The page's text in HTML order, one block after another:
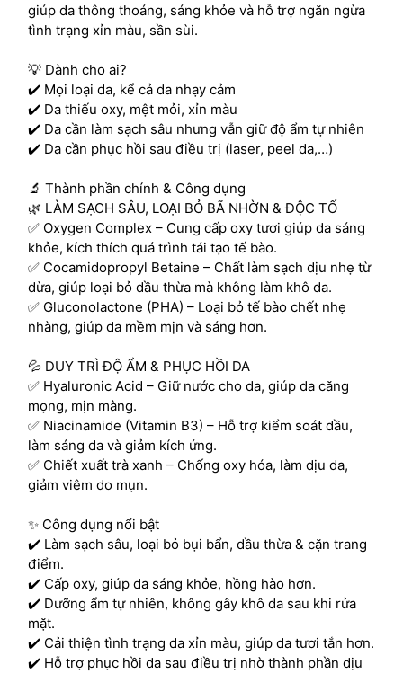
giúp da thông thoáng, sáng khỏe và hỗ trợ ngăn ngừa
tình trạng xỉn màu, sần sùi.
💡 Dành cho ai?
✔️ Mọi loại da, kể cả da nhạy cảm
✔️ Da thiếu oxy, mệt mỏi, xỉn màu
✔️ Da cần làm sạch sâu nhưng vẫn giữ độ ẩm tự nhiên
✔️ Da cần phục hồi sau điều trị (laser, peel da,…)
🔬 Thành phần chính & Công dụng
🌿 LÀM SẠCH SÂU, LOẠI BỎ BÃ NHỜN & ĐỘC TỐ
✅ Oxygen Complex – Cung cấp oxy tươi giúp da sáng
khỏe, kích thích quá trình tái tạo tế bào.
✅ Cocamidopropyl Betaine – Chất làm sạch dịu nhẹ từ
dừa, giúp loại bỏ dầu thừa mà không làm khô da.
✅ Gluconolactone (PHA) – Loại bỏ tế bào chết nhẹ
nhàng, giúp da mềm mịn và sáng hơn.
💦 DUY TRÌ ĐỘ ẨM & PHỤC HỒI DA
✅ Hyaluronic Acid – Giữ nước cho da, giúp da căng
mọng, mịn màng.
✅ Niacinamide (Vitamin B3) – Hỗ trợ kiểm soát dầu,
làm sáng da và giảm kích ứng.
✅ Chiết xuất trà xanh – Chống oxy hóa, làm dịu da,
giảm viêm do mụn.
✨ Công dụng nổi bật
✔️ Làm sạch sâu, loại bỏ bụi bẩn, dầu thừa & cặn trang
điểm.
✔️ Cấp oxy, giúp da sáng khỏe, hồng hào hơn.
✔️ Dưỡng ẩm tự nhiên, không gây khô da sau khi rửa
mặt.
✔️ Cải thiện tình trạng da xỉn màu, giúp da tươi tắn hơn.
✔️ Hỗ trợ phục hồi da sau điều trị nhờ thành phần dịu